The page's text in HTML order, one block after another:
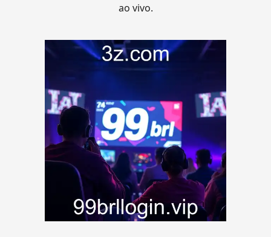
ao vivo.